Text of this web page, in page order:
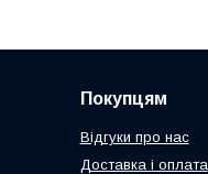
Покупцям
Відгуки про нас
Доставка і оплата